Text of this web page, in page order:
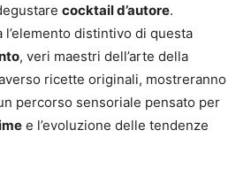
cocktail d’autore.
l’elemento distintivo di questa
, veri maestri dell’arte della
ricette originali, mostreranno
percorso sensoriale pensato per
e l’evoluzione delle tendenze